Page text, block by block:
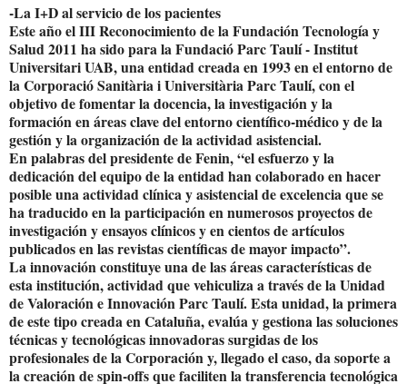
-La I+D al servicio de los pacientes
Este año el III Reconocimiento de la Fundación Tecnología y
Salud 2011 ha sido para la Fundació Parc Taulí - Institut
Universitari UAB, una entidad creada en 1993 en el entorno de
la Corporació Sanitària i Universitària Parc Taulí, con el
objetivo de fomentar la docencia, la investigación y la
formación en áreas clave del entorno científico-médico y de la
gestión y la organización de la actividad asistencial.
En palabras del presidente de Fenin, “el esfuerzo y la
dedicación del equipo de la entidad han colaborado en hacer
posible una actividad clínica y asistencial de excelencia que se
ha traducido en la participación en numerosos proyectos de
investigación y ensayos clínicos y en cientos de artículos
publicados en las revistas científicas de mayor impacto”.
La innovación constituye una de las áreas características de
esta institución, actividad que vehiculiza a través de la Unidad
de Valoración e Innovación Parc Taulí. Esta unidad, la primera
de este tipo creada en Cataluña, evalúa y gestiona las soluciones
técnicas y tecnológicas innovadoras surgidas de los
profesionales de la Corporación y, llegado el caso, da soporte a
la creación de spin-offs que faciliten la transferencia tecnológica